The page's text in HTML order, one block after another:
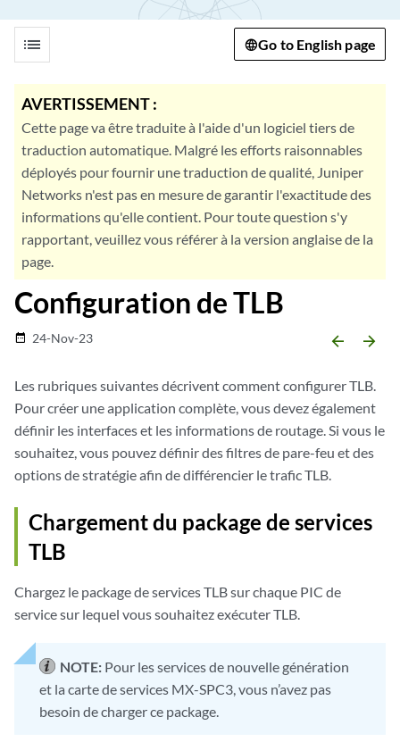
list Go to English page
AVERTISSEMENT :
Cette page va être traduite à l'aide d'un logiciel tiers de
traduction automatique. Malgré les efforts raisonnables
déployés pour fournir une traduction de qualité, Juniper
Networks n'est pas en mesure de garantir l'exactitude des
informations qu'elle contient. Pour toute question s'y
rapportant, veuillez vous référer à la version anglaise de la
page.
Configuration de TLB
date_range 24-Nov-23 arrow_backward arrow_forward
Les rubriques suivantes décrivent comment configurer TLB.
Pour créer une application complète, vous devez également
définir les interfaces et les informations de routage. Si vous le
souhaitez, vous pouvez définir des filtres de pare-feu et des
options de stratégie afin de différencier le trafic TLB.
Chargement du package de services
TLB
Chargez le package de services TLB sur chaque PIC de
service sur lequel vous souhaitez exécuter TLB.
NOTE: Pour les services de nouvelle génération
et la carte de services MX-SPC3, vous n’avez pas
besoin de charger ce package.